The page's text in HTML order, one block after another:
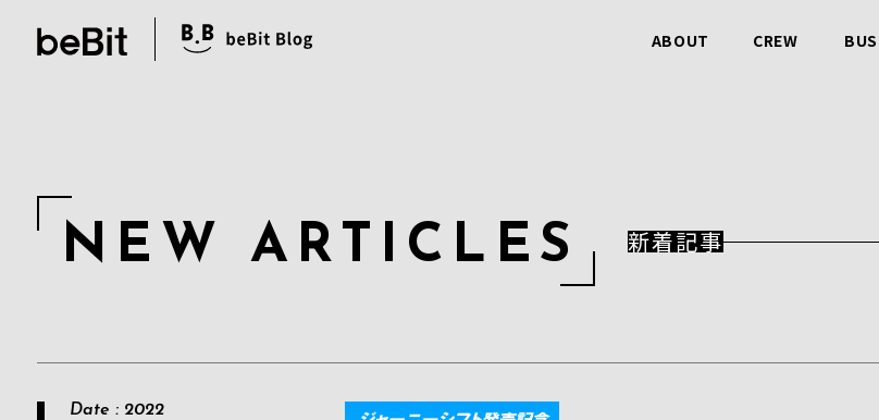
ABOUT CREW
N E W A RT I C L E S 新着記事
Date : 2022